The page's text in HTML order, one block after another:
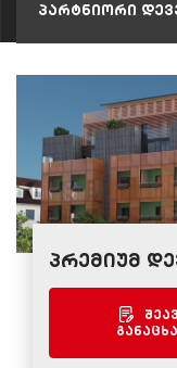
პარტნიორი
პრემიუმ